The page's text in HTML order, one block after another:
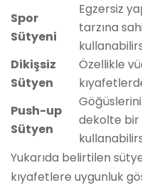
Spor
Sütyeni
Egzersiz
tarzına
Dikişsiz
Sütyen
Özellikle
Push-up
Sütyen
dekolte bir
Yukarıda belirtilen
kıyafetlere uygunluk